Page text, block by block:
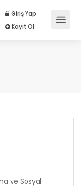
Giriş Yap
ve Sosyal